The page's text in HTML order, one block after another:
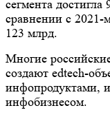
сегмента
сравнении с 2021-
123 млрд.
Многие
создают edtech-
инфопродуктами,
инфобизнесом.